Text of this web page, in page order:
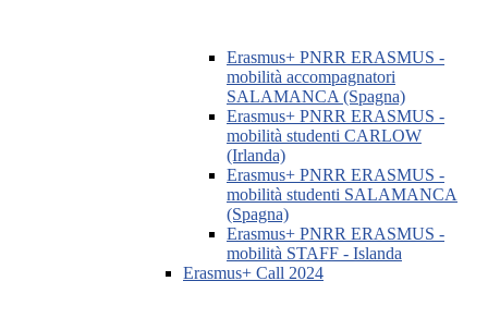
Erasmus+ PNRR ERASMUS -
mobilità accompagnatori
SALAMANCA (Spagna)
Erasmus+ PNRR ERASMUS -
mobilità studenti CARLOW
(Irlanda)
Erasmus+ PNRR ERASMUS -
mobilità studenti SALAMANCA
(Spagna)
Erasmus+ PNRR ERASMUS -
mobilità STAFF - Islanda
Erasmus+ Call 2024